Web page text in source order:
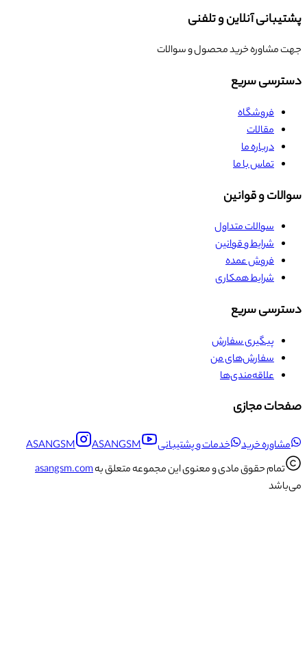
پشتیبانی آنلاین و تلفنی
جهت مشاوره خرید محصول و سوالات
دسترسی سریع
فروشگاه
مقالات
درباره ما
تماس با ما
سوالات و قوانین
سوالات متداول
شرایط و قوانین
فروش عمده
شرایط همکاری
دسترسی سریع
پیگیری سفارش
سفارش‌های من
علاقه‌مندی‌ها
صفحات مجازی
مشاوره خرید خدمات و پشتیبانی ASANGSM
ASANGSM
تمام حقوق مادی و معنوی این مجموعه متعلق بهasangsm.com
می‌باشد